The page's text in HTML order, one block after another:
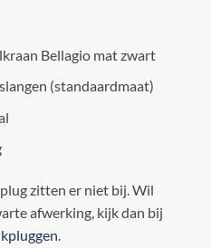
Bellagio mat zwart
(standaardmaat)
zitten er niet bij. Wil
afwerking, kijk dan bij
.